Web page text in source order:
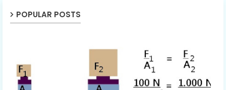
POPULAR POSTS